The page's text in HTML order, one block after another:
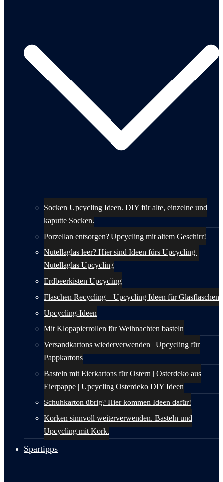
Socken Upcycling Ideen. DIY für alte, einzelne und
kaputte Socken.
Porzellan entsorgen? Upcycling mit altem Geschirr!
Nutellaglas leer? Hier sind Ideen fürs Upcycling |
Nutellaglas Upcycling
Erdbeerkisten Upcycling
Flaschen Recycling – Upcycling Ideen für Glasflaschen
Upcycling-Ideen
Mit Klopapierrollen für Weihnachten basteln
Versandkartons wiederverwenden | Upcycling für
Pappkartons
Basteln mit Eierkartons für Ostern | Osterdeko aus
Eierpappe | Upcycling Osterdeko DIY Ideen
Schuhkarton übrig? Hier kommen Ideen dafür!
Korken sinnvoll weiterverwenden. Basteln und
Upcycling mit Kork.
Spartipps